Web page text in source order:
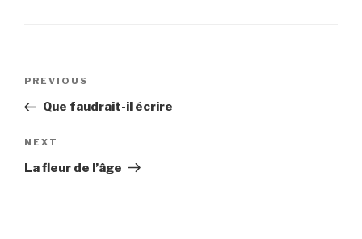
Previous
Post
PREVIOUS
Que faudrait-il écrire
Next
Post
NEXT
La fleur de l’âge